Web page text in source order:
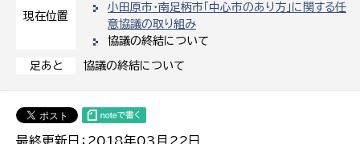
現在位置
小田原市・南足柄市「中心市のあり方」に関する任
意協議の取り組み
協議の終結について
足あと 協議の終結について
最終更新日：2018年03月22日